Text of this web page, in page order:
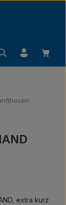
extra kurz